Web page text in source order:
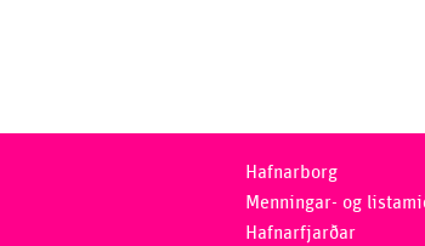
Hafnarborg
Menningar- og
Hafnarfjarðar